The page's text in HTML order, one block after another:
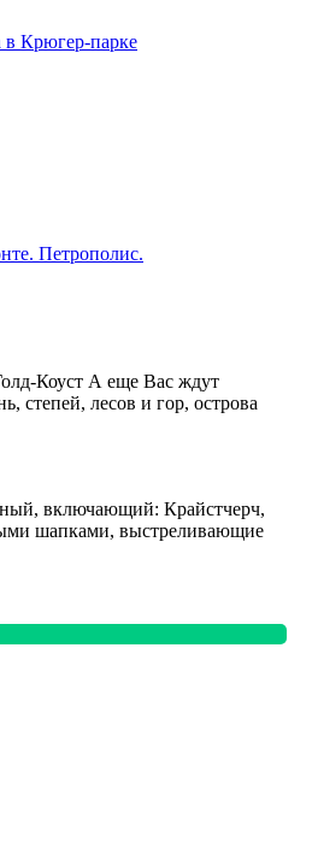
Крюгер-парке
Петрополис.
Коуст А еще Вас ждут
степей, лесов и гор, острова
включающий: Крайстчерч,
шапками, выстреливающие